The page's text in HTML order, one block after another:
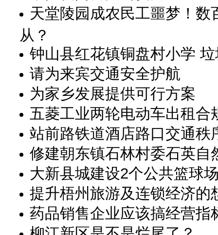
天堂陵园成农民工噩梦！
从？
钟山县红花镇铜盘村小学
请为来宾交通安全护航
为家乡发展提供可行方案
五菱工业两轮电动车出租合
站前路铁道酒店路口交通秩
修建朝东镇石林村委石英自
大新县城建设2个公共篮球
提升梧州旅游及连锁经济的
药品销售企业应该搞经营指